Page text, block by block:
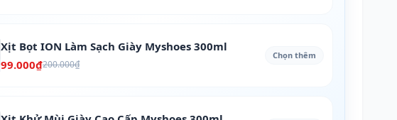
Xịt Bọt ION Làm Sạch Giày Myshoes 300ml
99.000₫200.000₫
Chọn thêm